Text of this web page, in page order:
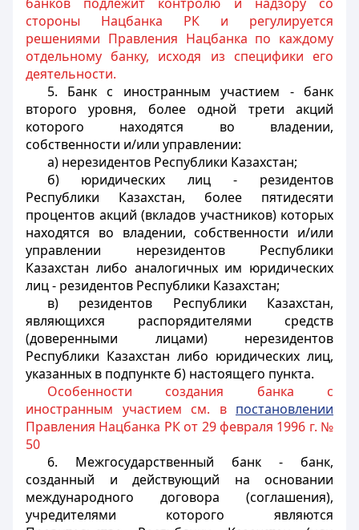
стороны Нацбанка РК и регулируется
решениями Правления Нацбанка по каждому
отдельному банку, исходя из специфики его
деятельности.
5. Банк с иностранным участием - банк
второго уровня, более одной трети акций
которого находятся во владении,
собственности и/или управлении:
а) нерезидентов Республики Казахстан;
б) юридических лиц - резидентов
Республики Казахстан, более пятидесяти
процентов акций (вкладов участников) которых
находятся во владении, собственности и/или
управлении нерезидентов Республики
Казахстан либо аналогичных им юридических
лиц - резидентов Республики Казахстан;
в) резидентов Республики Казахстан,
являющихся распорядителями средств
(доверенными лицами) нерезидентов
Республики Казахстан либо юридических лиц,
указанных в подпункте б) настоящего пункта.
Особенности создания банка с
иностранным участием см. в постановлении
Правления Нацбанка РК от 29 февраля 1996 г. №
50
6. Межгосударственный банк - банк,
созданный и действующий на основании
международного договора (соглашения),
учредителями которого являются